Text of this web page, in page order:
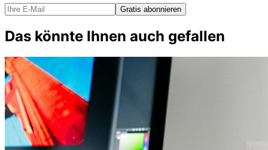
Gratis abonnieren
Das könnte Ihnen auch gefallen